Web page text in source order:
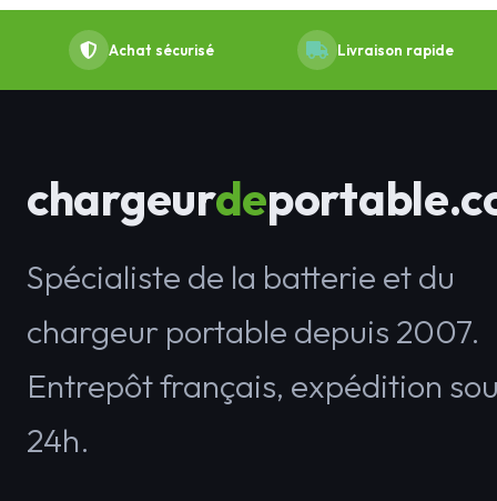
Achat sécurisé Livraison rapide
chargeurde
Spécialiste de la batterie et du
chargeur portable depuis 2007.
Entrepôt français, expédition
24h.